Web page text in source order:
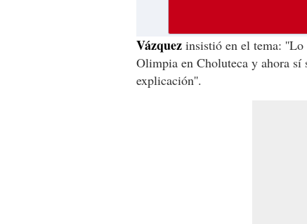
Vázquez insistió en el tema:
Olimpia en Choluteca y ahora sí
explicación''.